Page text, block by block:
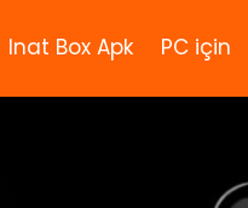
Inat Box Apk PC için